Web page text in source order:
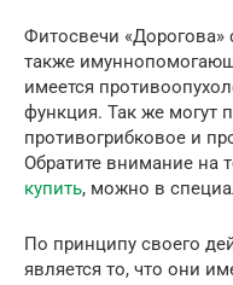
Фитосвечи
также
имеется
функция. Так же могут
противогрибковое и
Обратите внимание на
купить, можно в
По принципу своего
является то, что они